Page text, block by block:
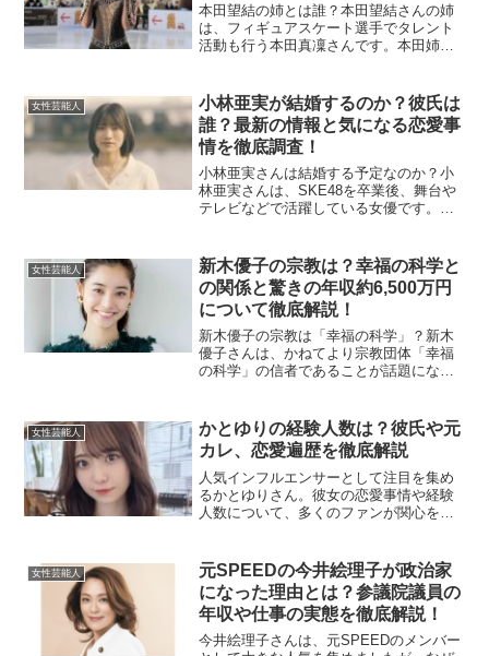
本田望結の姉とは誰？本田望結さんの姉
は、フィギュアスケート選手でタレント
活動も行う本田真凜さんです。本田姉妹
られています。また、家族には他にも兄
弟が多く、それぞれが個...
女性芸能人
小林亜実が結婚するのか？彼氏は
誰？最新の情報と気になる恋愛事
情を徹底調査！
小林亜実さんは結婚する予定なのか？小
林亜実さんは、SKE48を卒業後、舞台や
テレビなどで活躍している女優です。結
された情報はありません。今後の活動に
おいて、恋愛や結婚に関...
女性芸能人
新木優子の宗教は？幸福の科学と
の関係と驚きの年収約6,500万円
について徹底解説！
新木優子の宗教は「幸福の科学」？新木
優子さんは、かねてより宗教団体「幸福
の科学」の信者であることが話題になっ
学」の信者であることを認めたことから
です。ただし、事務所との...
女性芸能人
かとゆりの経験人数は？彼氏や元
カレ、恋愛遍歴を徹底解説
人気インフルエンサーとして注目を集め
るかとゆりさん。彼女の恋愛事情や経験
人数について、多くのファンが関心を寄
いて詳しく解説します。これまでの恋愛
遍歴や彼女の考え方を紐解...
女性芸能人
元SPEEDの今井絵理子が政治家
になった理由とは？参議院議員の
年収や仕事の実態を徹底解説！
今井絵理子さんは、元SPEEDのメンバー